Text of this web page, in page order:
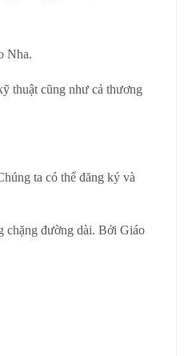
Nha.
thuật cũng như cả thương
ta có thể đăng ký và
chặng đường dài. Bởi Giáo